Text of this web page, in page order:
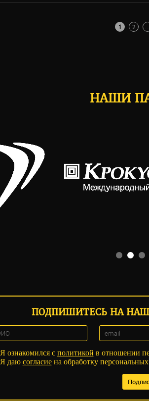
1 2
НАШИ
ПОДПИШИТЕСЬ НА
Я ознакомился с политикой в отношении
Я даю согласиена обработку